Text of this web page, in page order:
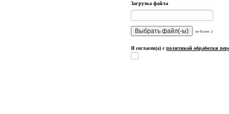
Загрузка файла
не более: 2
Я согласен(а) сполитикой обработки